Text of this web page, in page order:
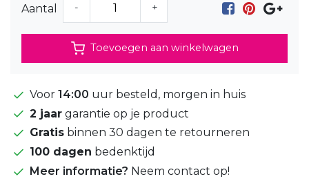
Aantal - +
Toevoegen aan winkelwagen
Voor 14:00 uur besteld, morgen in huis
2 jaar garantie op je product
Gratis binnen 30 dagen te retourneren
100 dagen bedenktijd
Meer informatie? Neem contact op!